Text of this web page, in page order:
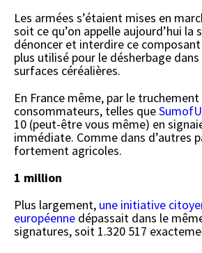
Les armées s’étaient mises en
soit ce qu’on appelle aujourd’hui la
dénoncer et interdire ce
plus utilisé pour le désherbage
surfaces céréalières.
En France même, par le
consommateurs, telles que
10 (peut-être vous même) en
immédiate. Comme dans d’autres
fortement agricoles.
1 million
Plus largement, une initiative
européenne dépassait dans le
signatures, soit 1.320 517